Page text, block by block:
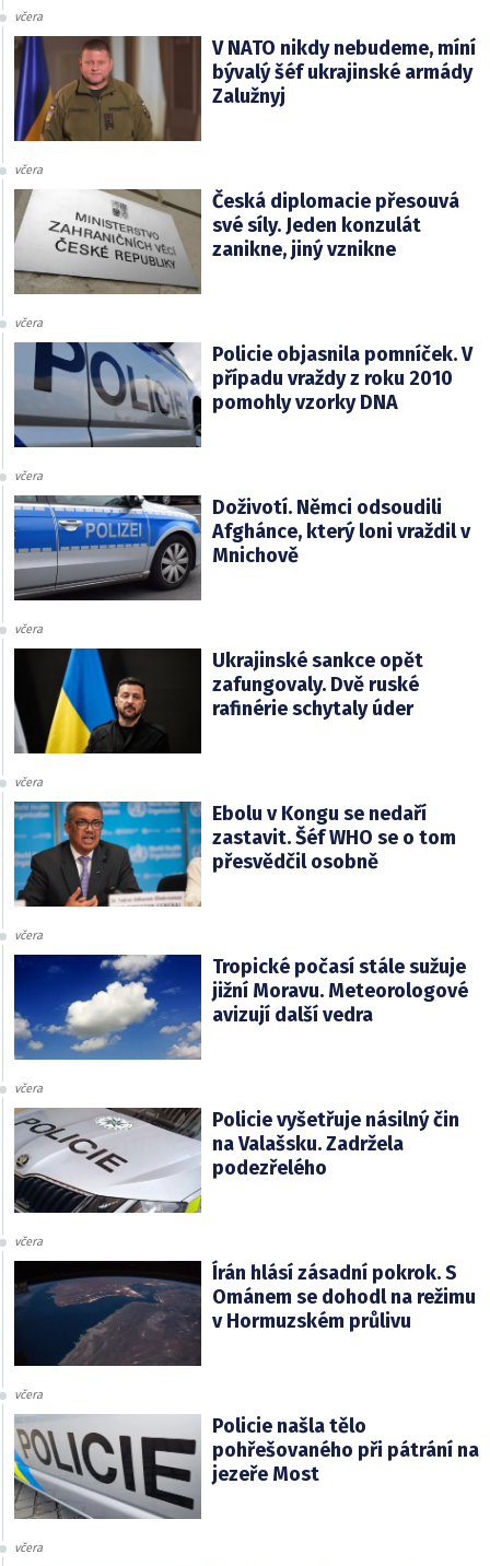
včera
V NATO nikdy nebudeme, míní
bývalý šéf ukrajinské armády
Zalužnyj
včera
Česká diplomacie přesouvá
své síly. Jeden konzulát
zanikne, jiný vznikne
včera
Policie objasnila pomníček. V
případu vraždy z roku 2010
pomohly vzorky DNA
včera
Doživotí. Němci odsoudili
Afghánce, který loni vraždil v
Mnichově
včera
Ukrajinské sankce opět
zafungovaly. Dvě ruské
rafinérie schytaly úder
včera
Ebolu v Kongu se nedaří
zastavit. Šéf WHO se o tom
přesvědčil osobně
včera
Tropické počasí stále sužuje
jižní Moravu. Meteorologové
avizují další vedra
včera
Policie vyšetřuje násilný čin
na Valašsku. Zadržela
podezřelého
včera
Írán hlásí zásadní pokrok. S
Ománem se dohodl na režimu
v Hormuzském průlivu
včera
Policie našla tělo
pohřešovaného při pátrání na
jezeře Most
včera